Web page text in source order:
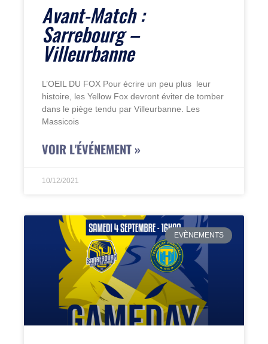
Avant-Match :
Sarrebourg –
Villeurbanne
L’OEIL DU FOX Pour écrire un peu plus leur
histoire, les Yellow Fox devront éviter de tomber
dans le piège tendu par Villeurbanne. Les
Massicois
VOIR L'ÉVÉNEMENT »
10/12/2021
EVÈNEMENTS